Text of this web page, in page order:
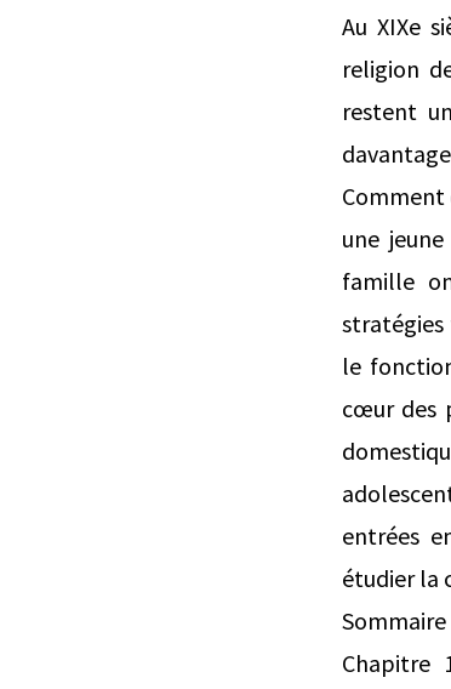
Au XIXe
religion
restent
Comment
une
famille
stratégies
le
cœur des
entrées
étudier la
Sommaire
Chapitre